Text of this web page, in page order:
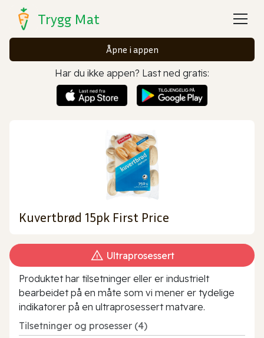
Trygg Mat
Åpne i appen
Har du ikke appen? Last ned gratis:
Kuvertbrød 15pk First Price
Ultraprosessert
Produktet har tilsetninger eller er industrielt
bearbeidet på en måte som vi mener er tydelige
indikatorer på en ultraprosessert matvare.
Tilsetninger og prosesser (4)